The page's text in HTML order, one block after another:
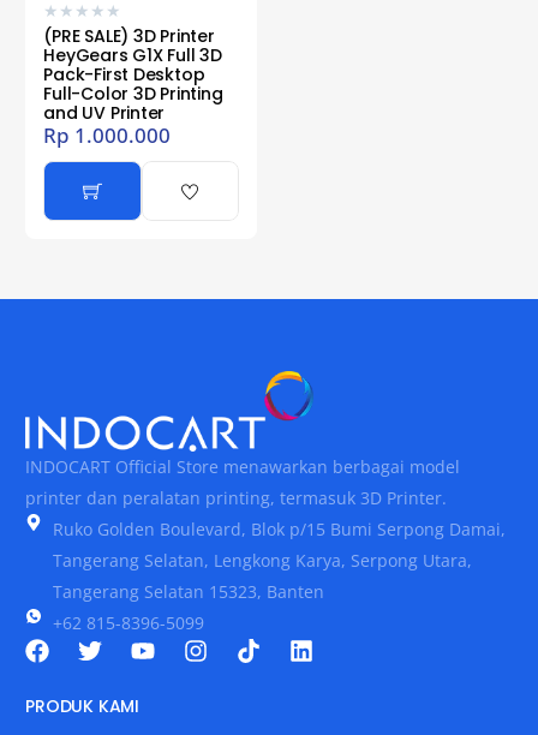
★ ★ ★ ★ ★
(PRE SALE) 3D Printer
HeyGears G1X Full 3D
Pack-First Desktop
Full-Color 3D Printing
and UV Printer
Rp 1.000.000
INDOCART Official Store menawarkan berbagai model
printer dan peralatan printing, termasuk 3D Printer.
Ruko Golden Boulevard, Blok p/15 Bumi Serpong Damai,
Tangerang Selatan, Lengkong Karya, Serpong Utara,
Tangerang Selatan 15323, Banten
+62 815-8396-5099
PRODUK KAMI